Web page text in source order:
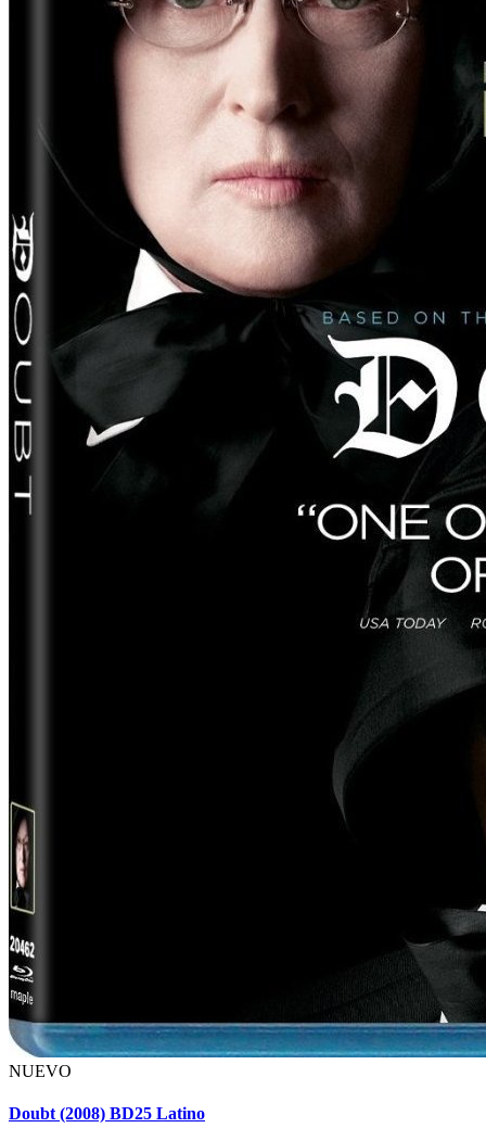
NUEVO
Doubt (2008) BD25 Latino